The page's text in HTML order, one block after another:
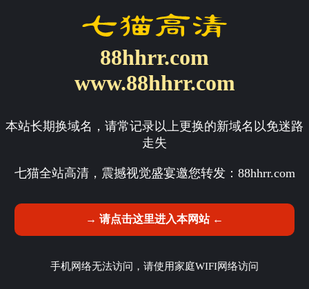
88hhrr.com
www.88hhrr.com
本站长期换域名，请常记录以上更换的新域名以免迷路
走失
七猫全站高清，震撼视觉盛宴邀您转发： 88hhrr.com
→ 请点击这里进入本网站 ←
手机网络无法访问，请使用家庭WIFI网络访问